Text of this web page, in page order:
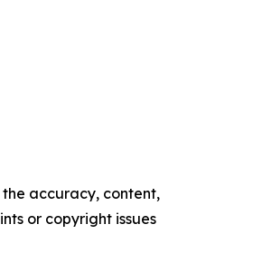
accuracy, content,
or copyright issues